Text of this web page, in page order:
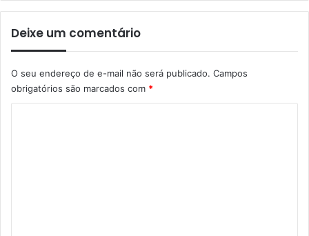
Deixe um comentário
O seu endereço de e-mail não será publicado. Campos
obrigatórios são marcados com *